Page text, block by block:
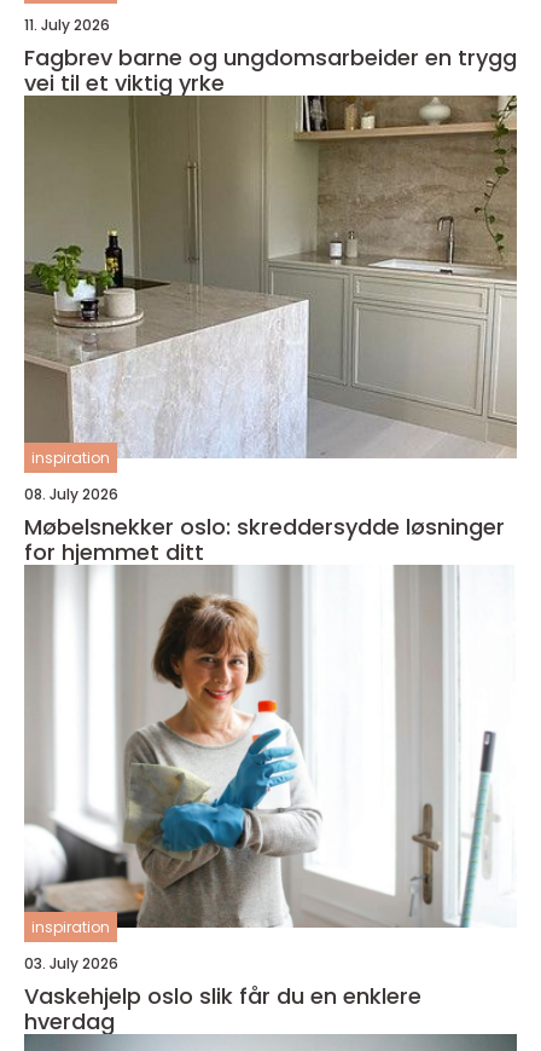
11. July 2026
Fagbrev barne og ungdomsarbeider en trygg
vei til et viktig yrke
inspiration
08. July 2026
Møbelsnekker oslo: skreddersydde løsninger
for hjemmet ditt
inspiration
03. July 2026
Vaskehjelp oslo slik får du en enklere
hverdag